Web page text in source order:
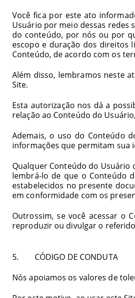
Você fica por este ato
Usuário por meio dessas redes
do conteúdo, por nós ou por
escopo e duração dos direitos
Conteúdo, de acordo com os
Além disso, lembramos neste
Site.
Esta autorização nos dá a
relação ao Conteúdo do
Ademais, o uso do Conteúdo
informações que permitam sua
Qualquer Conteúdo do Usuário
lembrá-lo de que o Conteúdo
estabelecidos no presente
em conformidade com os
Outrossim, se você acessar o
reproduzir ou divulgar o
5. CÓDIGO DE CONDUTA
Nós apoiamos os valores de